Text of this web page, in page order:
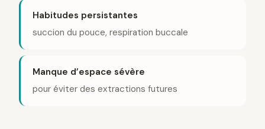
Habitudes persistantes
succion du pouce, respiration buccale
Manque d’espace sévère
pour éviter des extractions futures